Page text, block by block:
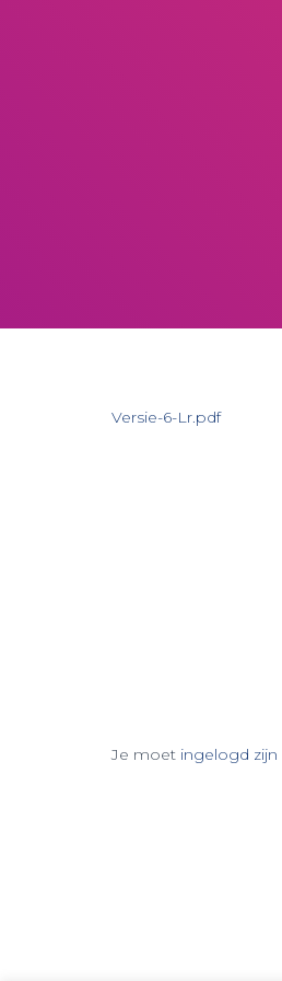
Versie-6-Lr.pdf
Je moet ingelogd zijn